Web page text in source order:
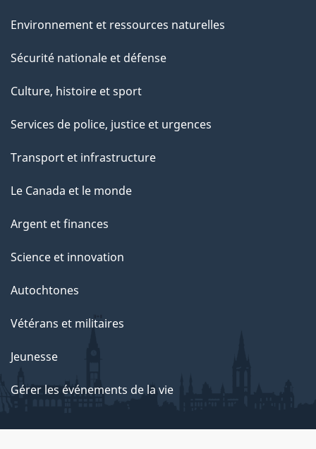
Environnement et ressources naturelles
Sécurité nationale et défense
Culture, histoire et sport
Services de police, justice et urgences
Transport et infrastructure
Le Canada et le monde
Argent et finances
Science et innovation
Autochtones
Vétérans et militaires
Jeunesse
Gérer les événements de la vie